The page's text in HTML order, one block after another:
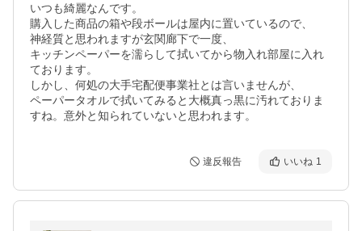
いつも綺麗なんです。
購入した商品の箱や段ボールは屋内に置いているので、
神経質と思われますが玄関廊下で一度、
キッチンペーパーを濡らして拭いてから物入れ部屋に入れ
ております。
しかし、何処の大手宅配便事業社とは言いませんが、
ペーパータオルで拭いてみると大概真っ黒に汚れておりま
違反報告 いいね 1